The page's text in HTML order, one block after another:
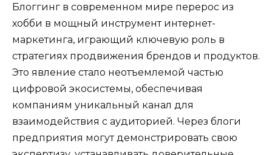
Блоггинг в современном мире перерос из
хобби в мощный инструмент интернет-
маркетинга, играющий ключевую роль в
стратегиях продвижения брендов и продуктов.
Это явление стало неотъемлемой частью
цифровой экосистемы, обеспечивая
компаниям уникальный канал для
взаимодействия с аудиторией. Через блоги
предприятия могут демонстрировать свою